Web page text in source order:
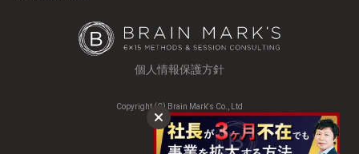
個人情報保護方針
Copyright (C) Brain Mark's Co., Ltd